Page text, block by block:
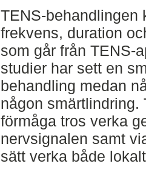
TENS-behandlingen
frekvens, duration
som går från TENS-
studier har sett en
behandling medan
någon
förmåga tros verka
nervsignalen samt
sätt verka både